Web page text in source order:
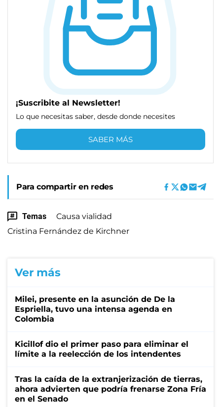
¡Suscribite al Newsletter!
Lo que necesitas saber, desde donde necesites
SABER MÁS
Para compartir en redes
Temas
Causa vialidad
Cristina Fernández de Kirchner
Ver más
Milei, presente en la asunción de De la
Espriella, tuvo una intensa agenda en
Colombia
Kicillof dio el primer paso para eliminar el
límite a la reelección de los intendentes
Tras la caída de la extranjerización de tierras,
ahora advierten que podría frenarse Zona Fría
en el Senado